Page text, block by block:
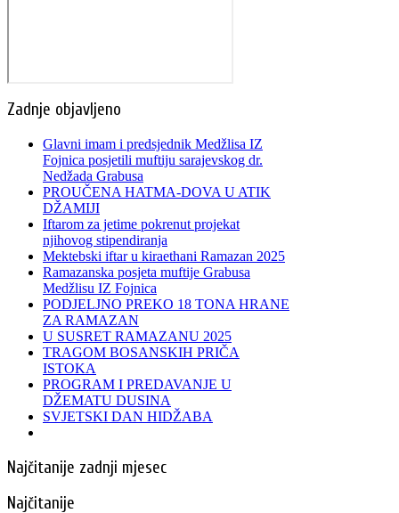
Zadnje objavljeno
Glavni imam i predsjednik Medžlisa IZ
Fojnica posjetili muftiju sarajevskog dr.
Nedžada Grabusa
PROUČENA HATMA-DOVA U ATIK
DŽAMIJI
Iftarom za jetime pokrenut projekat
njihovog stipendiranja
Mektebski iftar u kiraethani Ramazan 2025
Ramazanska posjeta muftije Grabusa
Medžlisu IZ Fojnica
PODJELJNO PREKO 18 TONA HRANE
ZA RAMAZAN
U SUSRET RAMAZANU 2025
TRAGOM BOSANSKIH PRIČA
ISTOKA
PROGRAM I PREDAVANJE U
DŽEMATU DUSINA
SVJETSKI DAN HIDŽABA
Najčitanije zadnji mjesec
Najčitanije